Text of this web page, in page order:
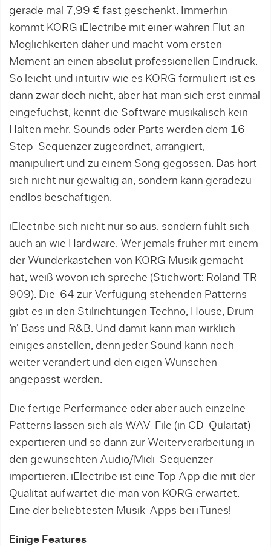
gerade mal 7,99 € fast geschenkt. Immerhin
kommt KORG iElectribe mit einer wahren Flut an
Möglichkeiten daher und macht vom ersten
Moment an einen absolut professionellen Eindruck.
So leicht und intuitiv wie es KORG formuliert ist es
dann zwar doch nicht, aber hat man sich erst einmal
eingefuchst, kennt die Software musikalisch kein
Halten mehr. Sounds oder Parts werden dem 16-
Step-Sequenzer zugeordnet, arrangiert,
manipuliert und zu einem Song gegossen. Das hört
sich nicht nur gewaltig an, sondern kann geradezu
endlos beschäftigen.
iElectribe sich nicht nur so aus, sondern fühlt sich
auch an wie Hardware. Wer jemals früher mit einem
der Wunderkästchen von KORG Musik gemacht
hat, weiß wovon ich spreche (Stichwort: Roland TR-
909). Die 64 zur Verfügung stehenden Patterns
gibt es in den Stilrichtungen Techno, House, Drum
‘n’ Bass und R&B. Und damit kann man wirklich
einiges anstellen, denn jeder Sound kann noch
weiter verändert und den eigen Wünschen
angepasst werden.
Die fertige Performance oder aber auch einzelne
Patterns lassen sich als WAV-File (in CD-Qulaität)
exportieren und so dann zur Weiterverarbeitung in
den gewünschten Audio/Midi-Sequenzer
importieren. iElectribe ist eine Top App die mit der
Qualität aufwartet die man von KORG erwartet.
Eine der beliebtesten Musik-Apps bei iTunes!
Einige Features